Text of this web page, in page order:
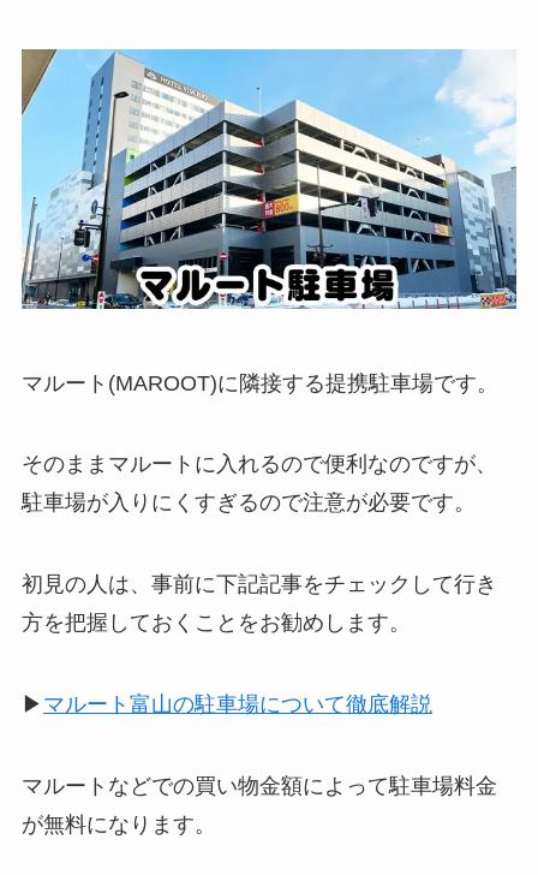
マルート(MAROOT)に隣接する提携駐車場です。
そのままマルートに入れるので便利なのですが、
駐車場が入りにくすぎるので注意が必要です。
初見の人は、事前に下記記事をチェックして行き
方を把握しておくことをお勧めします。
▶︎ マルート富山の駐車場について徹底解説
マルートなどでの買い物金額によって駐車場料金
が無料になります。